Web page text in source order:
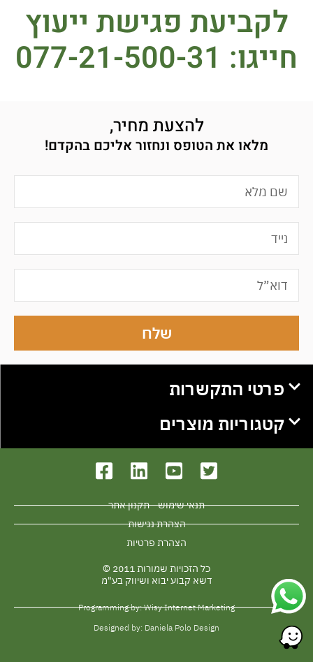
לקביעת פגישת ייעוץ
חייגו: 077-21-500-31
להצעת מחיר,
מלאו את הטופס ונחזור אליכם בהקדם!
שלח
פרטי התקשרות
קטגוריות מוצרים
תנאי שימוש - תקנון אתר
הצהרת נגישות
הצהרת פרטיות
כל הזכויות שמורות 2011 ©
דשא קבוע יבוא ושיווק בע"מ
Programming by: Wisy Internet Marketing
Designed by: Daniela Polo Design